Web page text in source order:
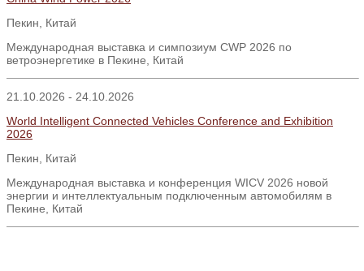
Пекин, Китай
Международная выставка и симпозиум CWP 2026 по
ветроэнергетике в Пекине, Китай
21.10.2026 - 24.10.2026
World Intelligent Connected Vehicles Conference and Exhibition
2026
Пекин, Китай
Международная выставка и конференция WICV 2026 новой
энергии и интеллектуальным подключенным автомобилям в
Пекине, Китай